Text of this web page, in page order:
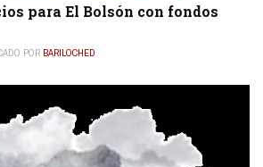
para El Bolsón con fondos
POR BARILOCHED